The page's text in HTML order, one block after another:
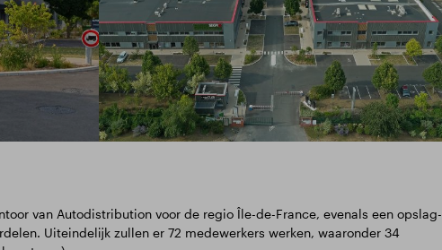
van Autodistribution voor de regio Île-de-France, evenals een opslag-
Uiteindelijk zullen er 72 medewerkers werken, waaronder 34